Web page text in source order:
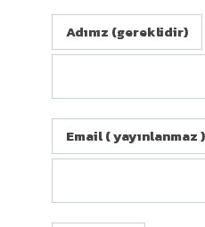
Adınız (gereklidir)
Email (